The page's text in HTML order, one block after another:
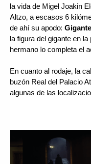
la vida de Migel Joakin
Altzo, a escasos 6
de ahí su apodo:
la figura del gigante en
hermano lo completa el
En cuanto al rodaje, la
buzón Real del Palacio
algunas de las